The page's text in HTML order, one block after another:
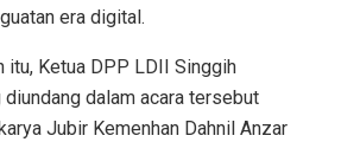
era digital.
itu, Ketua DPP LDII Singgih
dalam acara tersebut
Jubir Kemenhan Dahnil Anzar